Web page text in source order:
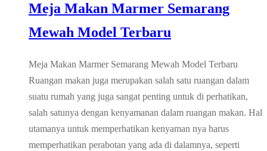
Meja Makan Marmer Semarang
Mewah Model Terbaru
Meja Makan Marmer Semarang Mewah Model Terbaru
Ruangan makan juga merupakan salah satu ruangan dalam
suatu rumah yang juga sangat penting untuk di perhatikan,
salah satunya dengan kenyamanan dalam ruangan makan. Hal
utamanya untuk memperhatikan kenyaman nya harus
memperhatikan perabotan yang ada di dalamnya, seperti